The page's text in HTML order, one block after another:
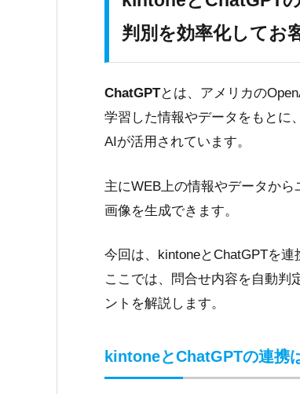
判別を効率化してお
ChatGPTとは、 アメリカの
学習した情報やデータをもとに
AIが活用されています。
主にWEB上の情報やデータか
画像を生成できます。
今回は、kintoneとChatGPTを連
ここでは、問合せ内容を自動判
ントを解説します。
kintoneとChatGPTの連携